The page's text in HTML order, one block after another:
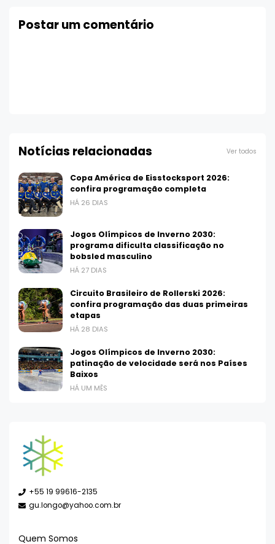
Postar um comentário
Notícias relacionadas Ver todos
Copa América de Eisstocksport 2026:
confira programação completa
HÁ 26 DIAS
Jogos Olímpicos de Inverno 2030:
programa dificulta classificação no
bobsled masculino
HÁ 27 DIAS
Circuito Brasileiro de Rollerski 2026:
confira programação das duas primeiras
etapas
HÁ 28 DIAS
Jogos Olímpicos de Inverno 2030:
patinação de velocidade será nos Países
Baixos
HÁ UM MÊS
+55 19 99616-2135
gu.longo@yahoo.com.br
Quem Somos